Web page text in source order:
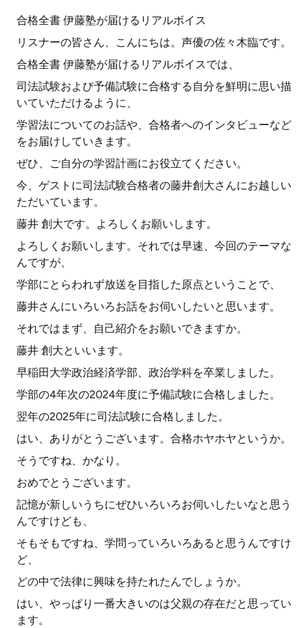
合格全書 伊藤塾が届けるリアルボイス
リスナーの皆さん、こんにちは。声優の佐々木臨です。
合格全書 伊藤塾が届けるリアルボイスでは、
司法試験および予備試験に合格する自分を鮮明に思い描
いていただけるように、
学習法についてのお話や、合格者へのインタビューなど
をお届けしていきます。
ぜひ、ご自分の学習計画にお役立てください。
今、ゲストに司法試験合格者の藤井創大さんにお越しい
ただいています。
藤井 創大です。よろしくお願いします。
よろしくお願いします。それでは早速、今回のテーマな
んですが、
学部にとらわれず放送を目指した原点ということで、
藤井さんにいろいろお話をお伺いしたいと思います。
それではまず、自己紹介をお願いできますか。
藤井 創大といいます。
早稲田大学政治経済学部、政治学科を卒業しました。
学部の4年次の2024年度に予備試験に合格しました。
翌年の2025年に司法試験に合格しました。
はい、ありがとうございます。合格ホヤホヤというか。
そうですね、かなり。
おめでとうございます。
記憶が新しいうちにぜひいろいろお伺いしたいなと思う
んですけども、
そもそもですね、学問っていろいろあると思うんですけ
ど、
どの中で法律に興味を持たれたんでしょうか。
はい、やっぱり一番大きいのは父親の存在だと思ってい
ます。